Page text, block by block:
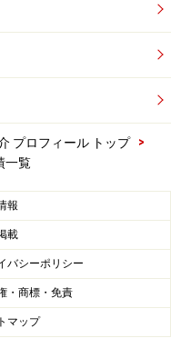
プロフィール トップ
>
一覧
報
載
バシーポリシー
・商標・免責
マップ